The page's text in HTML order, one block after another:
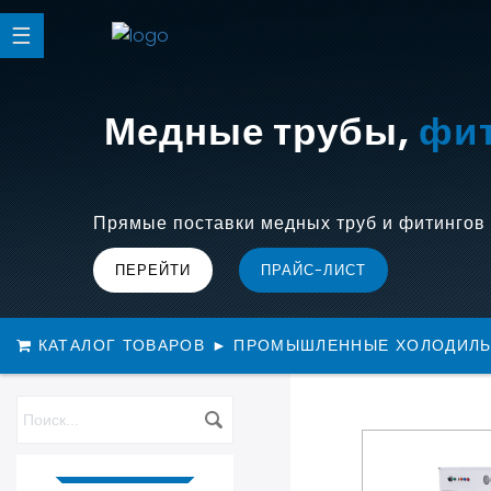
Медные трубы,
Прямые поставки медных труб и фитингов
ПЕРЕЙТИ ПРАЙС-ЛИСТ
КАТАЛОГ ТОВАРОВ ► ПРОМЫШЛЕННЫЕ